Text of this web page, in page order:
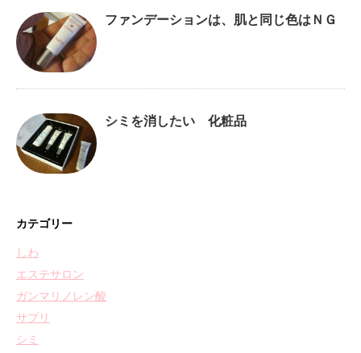
ファンデーションは、肌と同じ色はＮＧ
シミを消したい 化粧品
カテゴリー
しわ
エステサロン
ガンマリノレン酸
サプリ
シミ